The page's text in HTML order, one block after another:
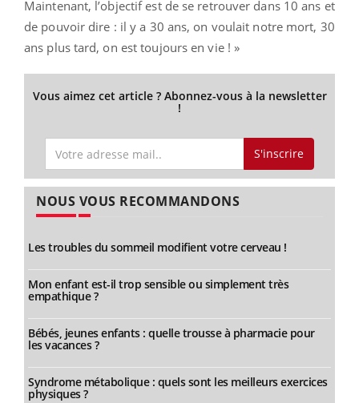
Maintenant, l’objectif est de se retrouver dans 10 ans et
de pouvoir dire : il y a 30 ans, on voulait notre mort, 30
ans plus tard, on est toujours en vie ! »
Vous aimez cet article ? Abonnez-vous à la newsletter
!
S'inscrire
NOUS VOUS RECOMMANDONS
Les troubles du sommeil modifient votre cerveau !
Mon enfant est-il trop sensible ou simplement très
empathique ?
Bébés, jeunes enfants : quelle trousse à pharmacie pour
les vacances ?
Syndrome métabolique : quels sont les meilleurs exercices
physiques ?